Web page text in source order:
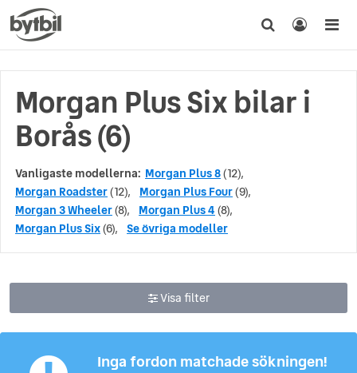
Morgan Plus Six bilar i
Borås (6)
Vanligaste modellerna: Morgan Plus 8(12),
Morgan Roadster(12), Morgan Plus Four(9),
Morgan 3 Wheeler(8), Morgan Plus 4 (8),
Morgan Plus Six(6), Se övriga modeller
Visa filter
Inga fordon matchade sökningen!